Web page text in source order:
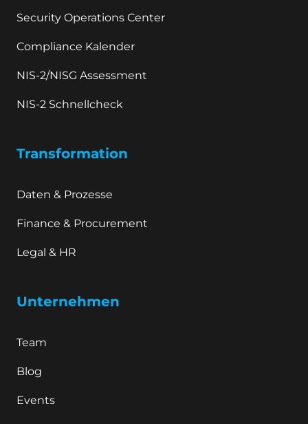
Security Operations Center
Compliance Kalender
NIS-2/NISG Assessment
NIS-2 Schnellcheck
Transformation
Daten & Prozesse
Finance & Procurement
Legal & HR
Unternehmen
Team
Blog
Events